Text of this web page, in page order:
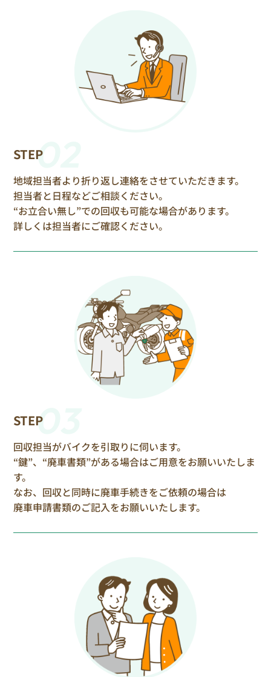
STEP02
地域担当者より折り返し連絡をさせていただきます。
担当者と日程などご相談ください。
“お立合い無し”での回収も可能な場合があります。
詳しくは担当者にご確認ください。
STEP03
回収担当がバイクを引取りに伺います。
“鍵”、“廃車書類”がある場合はご用意をお願いいたしま
す。
なお、回収と同時に廃車手続きをご依頼の場合は
廃車申請書類のご記入をお願いいたします。